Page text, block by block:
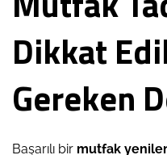
Dikkat
Gereken
Başarılı bir mutfak